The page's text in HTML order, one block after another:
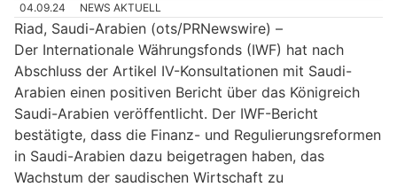
04.09.24 NEWS AKTUELL
Riad, Saudi-Arabien (ots/PRNewswire) –
Der Internationale Währungsfonds (IWF) hat nach
Abschluss der Artikel IV-Konsultationen mit Saudi-
Arabien einen positiven Bericht über das Königreich
Saudi-Arabien veröffentlicht. Der IWF-Bericht
bestätigte, dass die Finanz- und Regulierungsreformen
in Saudi-Arabien dazu beigetragen haben, das
Wachstum der saudischen Wirtschaft zu